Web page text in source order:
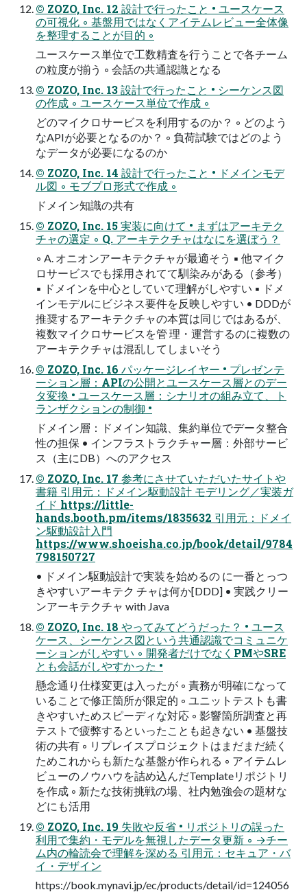
© ZOZO, Inc. 12 設計で行ったこと • ユースケース
の可視化 ◦ 基盤用ではなくアイテムレビュー全体像
を整理することが目的 ◦
ユースケース単位で工数精査を行うことで各チーム
の粒度が揃う ◦ 会話の共通認識となる
© ZOZO, Inc. 13 設計で行ったこと • シーケンス図
の作成 ◦ ユースケース単位で作成 ◦
どのマイクロサービスを利用するのか？ ◦ どのよう
なAPIが必要となるのか？ ◦ 負荷試験ではどのよう
なデータが必要になるのか
© ZOZO, Inc. 14 設計で行ったこと • ドメインモデ
ル図 ◦ モブプロ形式で作成 ◦
ドメイン知識の共有
© ZOZO, Inc. 15 実装に向けて • まずはアーキテク
チャの選定 ◦ Q. アーキテクチャはなにを選ぼう？
◦ A. オニオンアーキテクチャが最適そう ▪ 他マイク
ロサービスでも採用されてて馴染みがある（参考）
▪ ドメインを中心としていて理解がしやすい ▪ ドメ
インモデルにビジネス要件を反映しやすい • DDDが
推奨するアーキテクチャの本質は同じではあるが、
複数マイクロサービスを管 理・運営するのに複数の
アーキテクチャは混乱してしまいそう
© ZOZO, Inc. 16 パッケージレイヤー • プレゼンテ
ーション層：APIの公開とユースケース層とのデー
タ変換 • ユースケース層：シナリオの組み立て、ト
ランザクションの制御 •
ドメイン層：ドメイン知識、集約単位でデータ整合
性の担保 • インフラストラクチャー層：外部サービ
ス（主にDB）へのアクセス
© ZOZO, Inc. 17 参考にさせていただいたサイトや
書籍 引用元：ドメイン駆動設計 モデリング／実装ガ
イド https://little-
hands.booth.pm/items/1835632 引用元：ドメイ
ン駆動設計入門
https://www.shoeisha.co.jp/book/detail/9784
798150727
• ドメイン駆動設計で実装を始めるの に一番とっつ
きやすいアーキテク チャは何か[DDD] • 実践クリー
ンアーキテクチャ with Java
© ZOZO, Inc. 18 やってみてどうだった？ • ユース
ケース、シーケンス図という共通認識でコミュニケ
ーションがしやすい ◦ 開発者だけでなくPMやSRE
とも会話がしやすかった •
懸念通り仕様変更は入ったが ◦ 責務が明確になって
いることで修正箇所が限定的 ◦ ユニットテストも書
きやすいためスピーディな対応 ◦ 影響箇所調査と再
テストで疲弊するといったことも起きない • 基盤技
術の共有 ◦ リプレイスプロジェクトはまだまだ続く
ためこれからも新たな基盤が作られる ◦ アイテムレ
ビューのノウハウを詰め込んだTemplateリポジトリ
を作成 ◦ 新たな技術挑戦の場、社内勉強会の題材な
どにも活用
© ZOZO, Inc. 19 失敗や反省 • リポジトリの誤った
利用で集約・モデルを無視したデータ更新 ◦ →チー
ム内の輪読会で理解を深める 引用元：セキュア・バ
イ・デザイン
https://book.mynavi.jp/ec/products/detail/id=124056